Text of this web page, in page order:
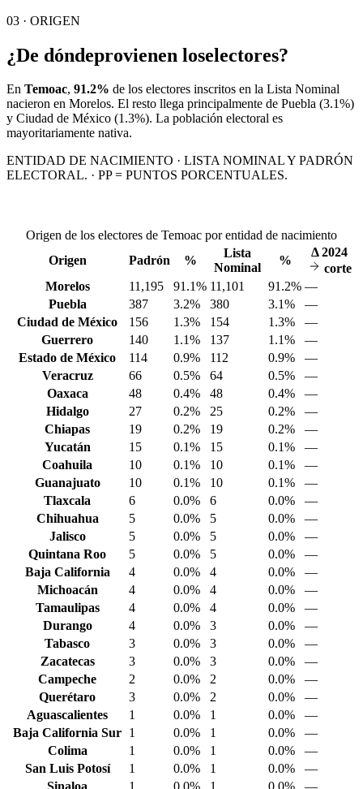
03 · ORIGEN
¿De dóndeprovienen loselectores?
En Temoac, 91.2% de los electores inscritos en la Lista Nominal
nacieron en Morelos. El resto llega principalmente de Puebla (3.1%)
y Ciudad de México (1.3%). La población electoral es
mayoritariamente nativa.
ENTIDAD DE NACIMIENTO · LISTA NOMINAL Y PADRÓN
ELECTORAL. · PP = PUNTOS PORCENTUALES.
Origen de los electores de Temoac por entidad de nacimiento
Origen
Padrón %
Lista
Nominal
%
Δ2024
corte
Morelos
11,195 91.1% 11,101 91.2% —
Puebla
387 3.2% 380 3.1%
—
Ciudad de México
156 1.3% 154 1.3%
—
Guerrero
140 1.1% 137 1.1%
—
Estado de México
114 0.9% 112 0.9%
—
Veracruz
66 0.5% 64 0.5%
—
Oaxaca
48 0.4% 48 0.4%
—
Hidalgo
27 0.2% 25 0.2%
—
Chiapas
19 0.2% 19 0.2%
—
Yucatán
15 0.1% 15 0.1%
—
Coahuila
10 0.1% 10 0.1%
—
Guanajuato
10 0.1% 10 0.1%
—
Tlaxcala
6 0.0% 6 0.0%
—
Chihuahua
5 0.0% 5 0.0%
—
Jalisco
5 0.0% 5 0.0%
—
Quintana Roo
5 0.0% 5 0.0%
—
Baja California
4 0.0% 4 0.0%
—
Michoacán
4 0.0% 4 0.0%
—
Tamaulipas
4 0.0% 4 0.0%
—
Durango
4 0.0% 3 0.0%
—
Tabasco
3 0.0% 3 0.0%
—
Zacatecas
3 0.0% 3 0.0%
—
Campeche
2 0.0% 2 0.0%
—
Querétaro
3 0.0% 2 0.0%
—
Aguascalientes
1 0.0% 1 0.0%
—
Baja California Sur 1 0.0% 1 0.0%
—
Colima
1 0.0% 1 0.0%
—
San Luis Potosí
1 0.0% 1 0.0%
—